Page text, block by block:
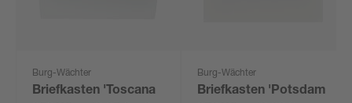
Burg-Wächter
Briefkasten 'Toscana
Burg-Wächter
Briefkasten 'Potsdam